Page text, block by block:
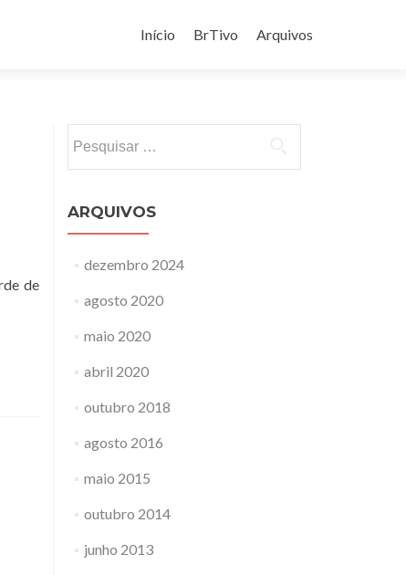
para
Início BrTivo Arquivos
de
por:
ARQUIVOS
dezembro 2024
agosto 2020
maio 2020
abril 2020
outubro 2018
agosto 2016
maio 2015
outubro 2014
junho 2013